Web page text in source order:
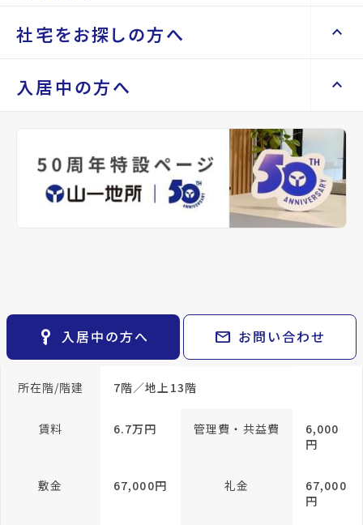
space_dashboard
土地を探す
エリアから探す
train
路線から探す
事業用・投資用を探す keyboard_arrow_right
検索条件
閲覧履歴 keyboard_arrow_right
マイホームを考え始めたら
ご購入の流れ・諸費用 keyboard_arrow_right
不動産を貸すまでの流れ
空き家サポートサービス
不動産を売却したい keyboard_arrow_right
相続相談をしたい keyboard_arrow_right
不動産に投資したい keyboard_arrow_right
Renotta（リノッタ） keyboard_arrow_right
会社案内 keyboard_arrow_right
会社概要・沿革 keyboard_arrow_right
keyboard_arrow_right
パーパス keyboard_arrow_right
CM紹介
社宅をお探しの方へ keyboard_arrow_up
社宅をお探しの方へ keyboard_arrow_right
keyboard_arrow_right
レンタルオフィス keyboard_arrow_right
貸会議室 keyboard_arrow_right
open_in_new
入居中の方へ keyboard_arrow_up
keyboard_arrow_right
退去される方へ keyboard_arrow_right
※準備中 住まいのしおり（PDF）
key_vertical 入居中の方へ mail お問い合わせ
仙石線/宮城野原駅 徒歩29分
05月
間取り 1K 間取り内訳
洋室
6.6 帖
K 3.2
帖
筋コン
クリー
ト)
所在階/階建 7階／地上13階
賃料 6.7万円 管理費・共益費
6,000
円
敷金 67,000円 礼金
67,000
円